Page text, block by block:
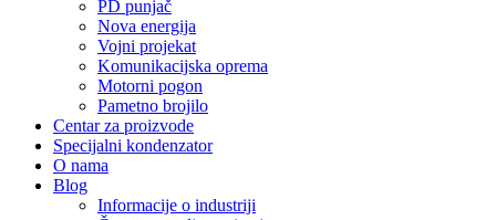
PD punjač
Nova energija
Vojni projekat
Komunikacijska oprema
Motorni pogon
Pametno brojilo
Centar za proizvode
Specijalni kondenzator
O nama
Blog
Informacije o industriji